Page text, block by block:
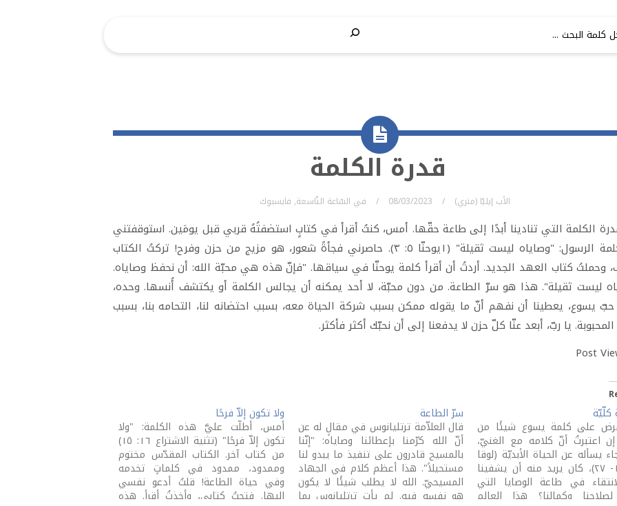
قدرة الكلمة
الأب إيليّا (متري) 08/03/2023 في السّاعة التّاسعة, فايسبوك
الكلمة التي تنادينا أبدًا إلى طاعة حقّها. أمس، كنتُ أقرأ في كتابٍ استضفتُهُ قربي قبل يومَين. استوقفتني
فيه كلمة الرسول: "وصاياه ليست ثقيلة" (١يوحنّا ٥: ٣). حاصرني فجأةً شعور، هو مزيج من حزن وفرح! تركتُ الكتاب
وحملتُ كتاب العهد الجديد. أردتُ أن أقرأ كلمة يوحنّا في سياقها. "فإنّ هذه هي محبّة الله: أن نحفظ وصاياه.
ليست ثقيلة". هذا هو سرّ الطاعة. من دون محبّة، لا أحد يمكنه أن يجالس الكلمة أو يكتشف أُنسها. وحده،
حبّ يسوع، يعطينا أن نفهم أنّ ما يقوله ممكن بسبب شركة الحياة معه، بسبب احتضانه لنا، التحامه بنا، بسبب
يا ربّ، أبعد عنّا كلّ حزن لا يدفعنا إلى أن نحبّك أكثر فأكثر.
Post
كلّيّة
على كلمة يسوع شيئًا من
اعتبرتُ أنّ كلامه مع الغنيّ،
يسأله عن الحياة الأبديّة (لوقا
١٨: ١٨- ٢٧)، كان يريد منه أن يشفينا
في طاعة الوصايا التي
وكمالنا؟ هذا العالم
سرّ الطاعة
قال العلاّمة ترتليانوس في مقالٍ له عن
أنّ الله كرّمنا بإعطائنا وصاياه: "إنّنا
بالمسيح قادرون على تنفيذ ما يبدو لنا
مستحيلاً". هذا أعظم كلام في الجهاد
المسيحيّ. الله لا يطلب شيئًا لا يكون
هو نفسه فيه. لم يأتِ ترتليانوس بما
ولا تكون إلاّ فرحًا
أمس، أطلّت عليَّ هذه الكلمة: "ولا
تكون إلاّ فرحًا" (تثنية الاشتراع ١٦: ١٥)
من كتاب آخر. الكتاب المقدّس مختوم
وممدود، ممدود في كلماتٍ تخدمه
وفي حياة الطاعة! قلتُ أدعو نفسي
إليها. فتحتُ كتابي، وأخذتُ أقرأ. هذه